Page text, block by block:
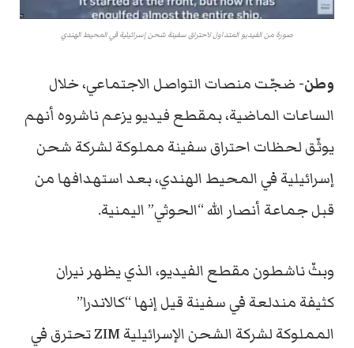
صورة من الفيديو المتداول لاحتراق سفينة شحن إسرائيلية في المحيط الهندي
وطن- ضجّت منصات التواصل الاجتماعي، خلال
الساعات الماضية، بمقطع فيديو يزعم ناشروه أنهم
يوثّق لحظات احتراق سفينة مملوكة لشركة شحن
إسرائيلية في المحيط الهندي، بعد استهدافها من
قبل جماعة أنصار الله “الحوثي” اليمنية.
وبثّ ناشطون مقطع الفيديو، الذي يظهر نيران
كثيفة مندلعة في سفينة قيل إنها “كالاندرا”
المملوكة لشركة الشحن الإسرائيلية ZIM تحترق في